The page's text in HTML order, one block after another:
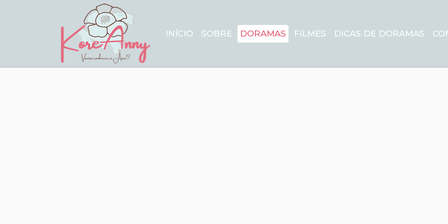
INÍCIO SOBRE DORAMAS FILMES DICAS DE DORAMAS